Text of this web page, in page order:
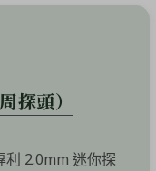
探頭）
利 2.0mm 迷你探